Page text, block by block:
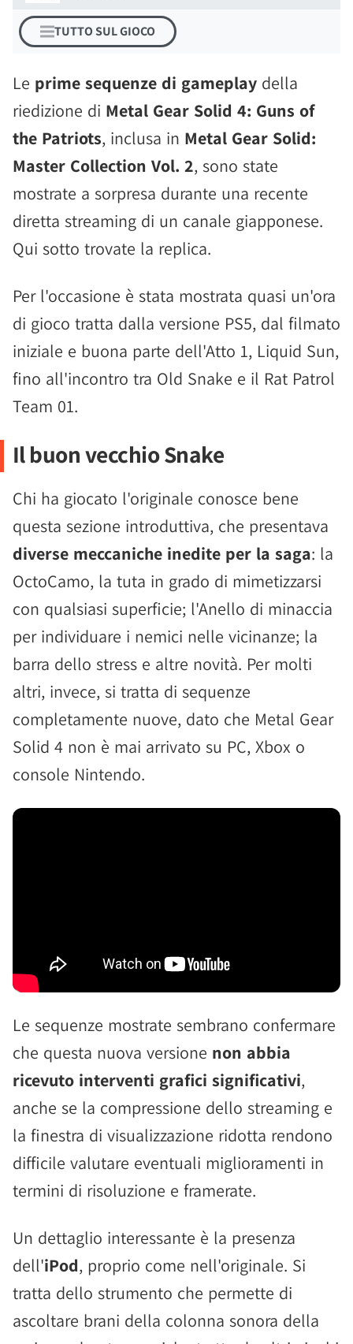
TUTTO SUL GIOCO
Le prime sequenze di gameplay della
riedizione di Metal Gear Solid 4: Guns of
the Patriots, inclusa in Metal Gear Solid:
Master Collection Vol. 2, sono state
mostrate a sorpresa durante una recente
diretta streaming di un canale giapponese.
Qui sotto trovate la replica.
Per l'occasione è stata mostrata quasi un'ora
di gioco tratta dalla versione PS5, dal filmato
iniziale e buona parte dell'Atto 1, Liquid Sun,
fino all'incontro tra Old Snake e il Rat Patrol
Team 01.
Il buon vecchio Snake
Chi ha giocato l'originale conosce bene
questa sezione introduttiva, che presentava
diverse meccaniche inedite per la saga: la
OctoCamo, la tuta in grado di mimetizzarsi
con qualsiasi superficie; l'Anello di minaccia
per individuare i nemici nelle vicinanze; la
barra dello stress e altre novità. Per molti
altri, invece, si tratta di sequenze
completamente nuove, dato che Metal Gear
Solid 4 non è mai arrivato su PC, Xbox o
console Nintendo.
Le sequenze mostrate sembrano confermare
che questa nuova versione non abbia
ricevuto interventi grafici significativi,
anche se la compressione dello streaming e
la finestra di visualizzazione ridotta rendono
difficile valutare eventuali miglioramenti in
termini di risoluzione e framerate.
Un dettaglio interessante è la presenza
dell'iPod, proprio come nell'originale. Si
tratta dello strumento che permette di
ascoltare brani della colonna sonora della